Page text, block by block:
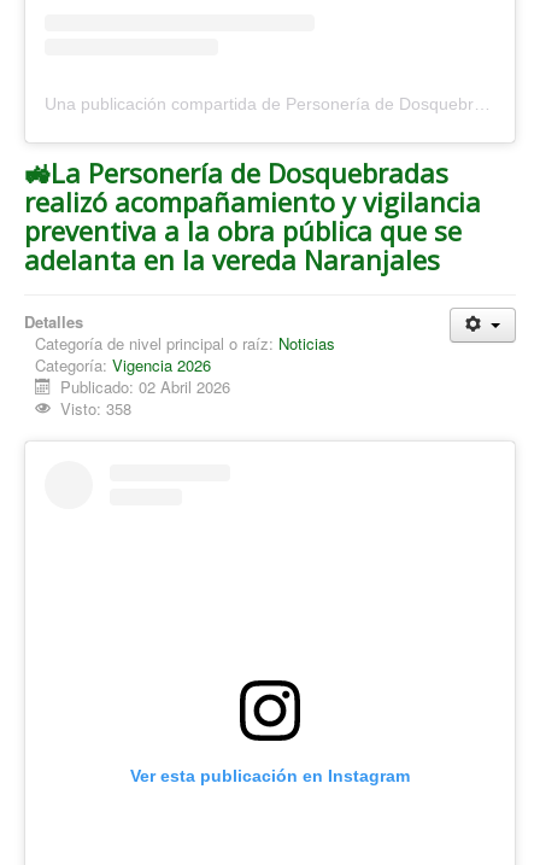
🚜La Personería de Dosquebradas
realizó acompañamiento y vigilancia
preventiva a la obra pública que se
adelanta en la vereda Naranjales
Detalles
Categoría de nivel principal o raíz: Noticias
Categoría: Vigencia 2026
Publicado: 02 Abril 2026
Visto: 358
Ver esta publicación en Instagram